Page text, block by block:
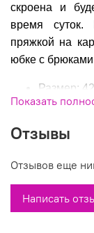
скроена и
время суток.
пряжкой на
юбке с
Размер:
Состав:
доступной цене.
Показать
Отзывы
Отзывов еще
Написать